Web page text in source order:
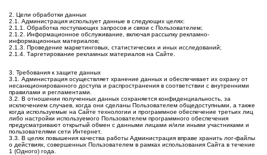
2. Цели обработки данных
2.1. Администрация использует данные в следующих целях:
2.1.1. Обработка поступающих запросов и связи с Пользователем;
2.1.2. Информационное обслуживание, включая рассылку рекламно-
информационных материалов;
2.1.3. Проведение маркетинговых, статистических и иных исследований;
2.1.4. Таргетирование рекламных материалов на Сайте.
3. Требования к защите данных
3.1. Администрация осуществляет хранение данных и обеспечивает их охрану от
несанкционированного доступа и распространения в соответствии с внутренними
правилами и регламентами.
3.2. В отношении полученных данных сохраняется конфиденциальность, за
исключением случаев, когда они сделаны Пользователем общедоступными, а также
когда используемые на Сайте технологии и программное обеспечение третьих лиц
либо настройки используемого Пользователем программного обеспечения
предусматривают открытый обмен с данными лицами и/или иными участниками и
пользователями сети Интернет.
3.3. В целях повышения качества работы Администрация вправе хранить лог-файлы
о действиях, совершенных Пользователем в рамках использования Сайта в течение
1 (Одного) года.